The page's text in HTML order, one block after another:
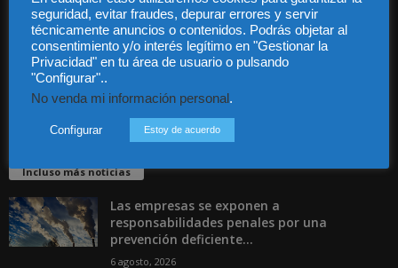
Contáctanos:info@diariojuridico.com
Incluso más noticias
Las empresas se exponen a
responsabilidades penales por una
prevención deficiente...
6 agosto, 2026
seguridad, evitar fraudes, depurar errores y servir
técnicamente anuncios o contenidos. Podrás objetar al
consentimiento y/o interés legítimo en "Gestionar la
Privacidad" en tu área de usuario o pulsando
"Configurar"..
No venda mi información personal.
Configurar Estoy de acuerdo